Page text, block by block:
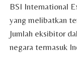
BSI International
yang melibatkan
Jumlah eksibitor
negara termasuk